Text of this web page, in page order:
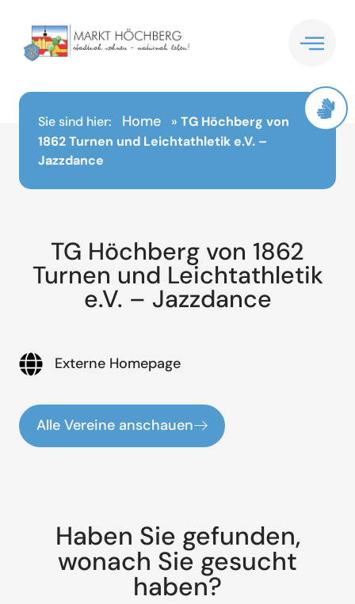
springen
Sie sind hier: Home » TG Höchberg von
1862 Turnen und Leichtathletik e.V. –
Jazzdance
TG Höchberg von 1862
Turnen und Leichtathletik
e.V. – Jazzdance
Externe Homepage
Alle Vereine anschauen
Haben Sie gefunden,
wonach Sie gesucht
haben?